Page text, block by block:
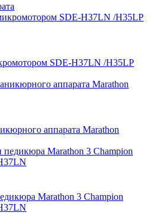
SDE-H37LN /H35LP
аппарата Marathon
Marathon 3 Champion